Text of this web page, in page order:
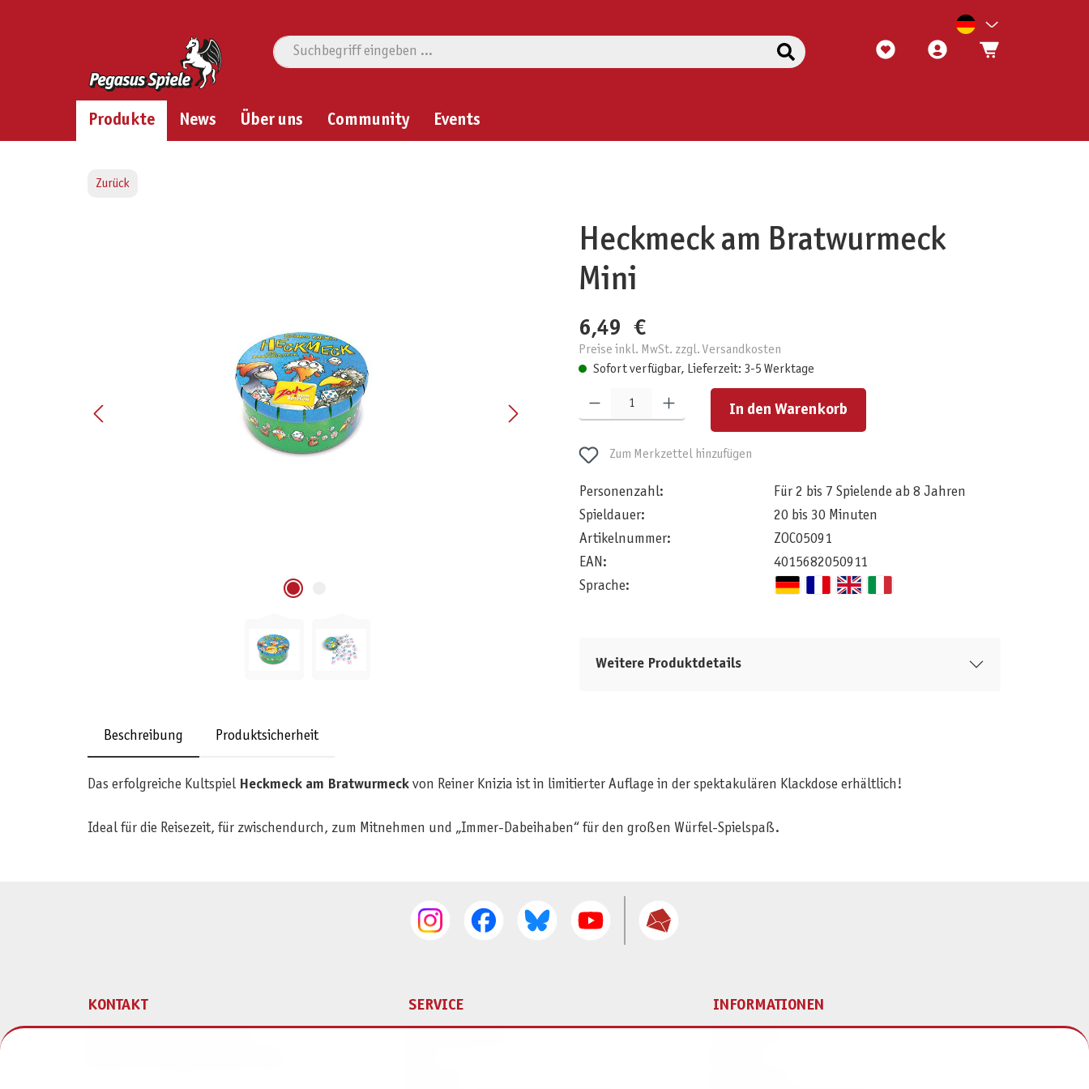
Produkte News Über uns Community Events
Zurück
Heckmeck am Bratwurmeck
Mini
6,49 €
Preise inkl. MwSt. zzgl. Versandkosten
Sofort verfügbar, Lieferzeit: 3-5 Werktage
Produkt Anzahl: Gib den gewünschten Wert ein oder benutze die Schaltflächen um die Anzahl zu erhöhen oder zu reduzieren.
In den Warenkorb
Zum Merkzettel hinzufügen
Personenzahl:
Für 2 bis 7 Spielende ab 8 Jahren
Spieldauer:
20 bis 30 Minuten
Artikelnummer:
ZOC05091
EAN:
4015682050911
Sprache:
Weitere Produktdetails
Beschreibung Produktsicherheit
Das erfolgreiche Kultspiel Heckmeck am Bratwurmeckvon Reiner Knizia ist in limitierter Auflage in der spektakulären Klackdose erhältlich!
Ideal für die Reisezeit, für zwischendurch, zum Mitnehmen und „Immer-Dabeihaben“ für den großen Würfel-Spielspaß.
KONTAKT SERVICE INFORMATIONEN